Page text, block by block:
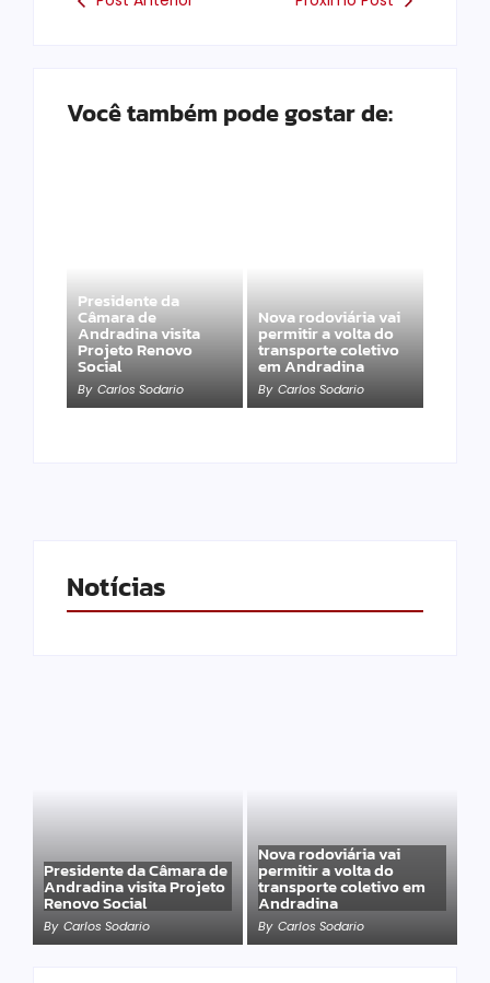
Você também pode gostar de:
Presidente da
Câmara de
Andradina visita
Projeto Renovo
Social
By Carlos Sodario
Nova rodoviária vai
permitir a volta do
transporte coletivo
em Andradina
By Carlos Sodario
Notícias
Presidente da Câmara de
Andradina visita Projeto
Renovo Social
By Carlos Sodario
Nova rodoviária vai
permitir a volta do
transporte coletivo em
Andradina
By Carlos Sodario